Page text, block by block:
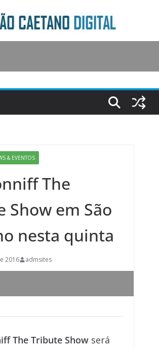
& EVENTOS
The
Show em São
nesta quinta
2016 admsites
The Tribute Show será